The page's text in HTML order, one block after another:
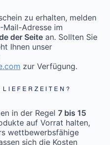
zu erhalten, melden
Mail-Adresse im
der Seite an. Sollten Sie
Ihnen unser
zur Verfügung.
in der Regel 7 bis 15
auf Vorrat halten,
wettbewerbsfähige
sich die Kosten